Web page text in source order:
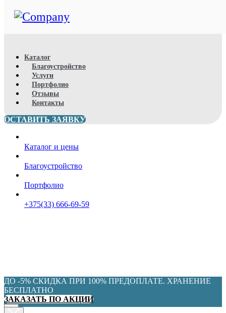
Каталог
Благоустройство
Услуги
Портфолио
Отзывы
Контакты
ОСТАВИТЬ ЗАЯВКУ
Каталог и цены
Благоустройство
Портфолио
+375(33) 666-69-59
ДО -5% СКИДКА ПРИ 100% ПРЕДОПЛАТЕ. ХРАНЕНИЕ
БЕСПЛАТНО
ЗАКАЗАТЬ ПО АКЦИИ